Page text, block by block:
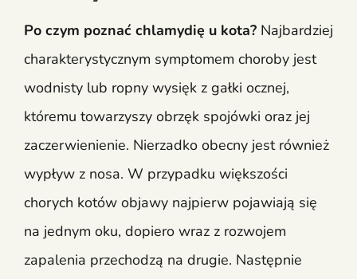
Po czym poznać chlamydię u kota? Najbardziej
charakterystycznym symptomem choroby jest
wodnisty lub ropny wysięk z gałki ocznej,
któremu towarzyszy obrzęk spojówki oraz jej
zaczerwienienie. Nierzadko obecny jest również
wypływ z nosa. W przypadku większości
chorych kotów objawy najpierw pojawiają się
na jednym oku, dopiero wraz z rozwojem
zapalenia przechodzą na drugie. Następnie